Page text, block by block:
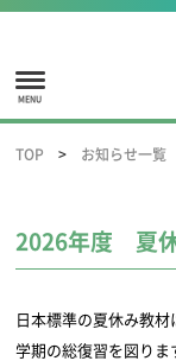
MENU
TOP お知らせ一覧
2026年度 夏
日本標準の夏休み教
学期の総復習を図りま